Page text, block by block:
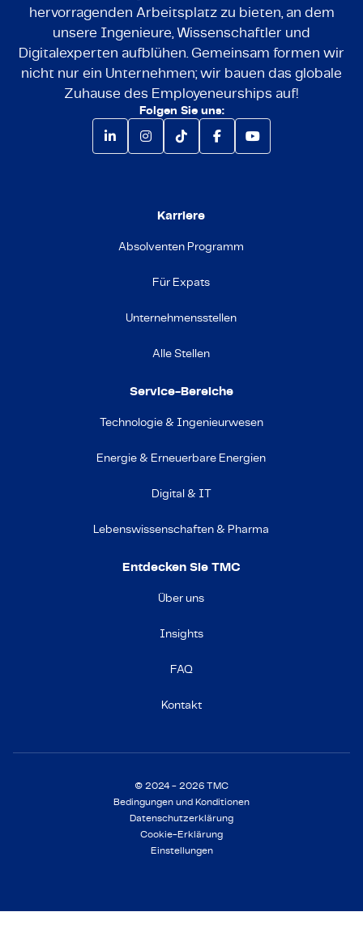
hervorragenden Arbeitsplatz zu bieten, an dem
unsere Ingenieure, Wissenschaftler und
Digitalexperten aufblühen. Gemeinsam formen wir
nicht nur ein Unternehmen; wir bauen das globale
Zuhause des Employeneurships auf!
Folgen Sie uns:
Karriere
Absolventen Programm
Für Expats
Unternehmensstellen
Alle Stellen
Service-Bereiche
Technologie & Ingenieurwesen
Energie & Erneuerbare Energien
Digital & IT
Lebenswissenschaften & Pharma
Entdecken Sie TMC
Über uns
Insights
FAQ
Kontakt
© 2024 - 2026 TMC
Bedingungen und Konditionen
Datenschutzerklärung
Cookie-Erklärung
Einstellungen